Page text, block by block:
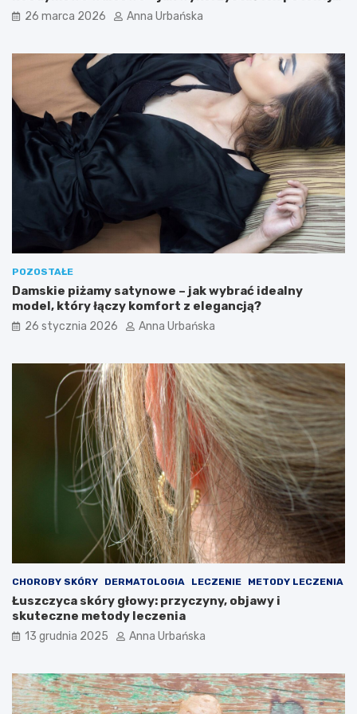
r
k
?
i
z
w kreatywnych oraz praktycznych zastosowaniach?
26 marca 2026 Anna Urbańska
POZOSTAŁE
Damskie piżamy satynowe – jak wybrać idealny
model, który łączy komfort z elegancją?
26 stycznia 2026 Anna Urbańska
CHOROBY SKÓRY DERMATOLOGIA LECZENIE METODY LECZENIA
Łuszczyca skóry głowy: przyczyny, objawy i
skuteczne metody leczenia
13 grudnia 2025 Anna Urbańska